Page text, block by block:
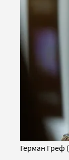
Герман Греф